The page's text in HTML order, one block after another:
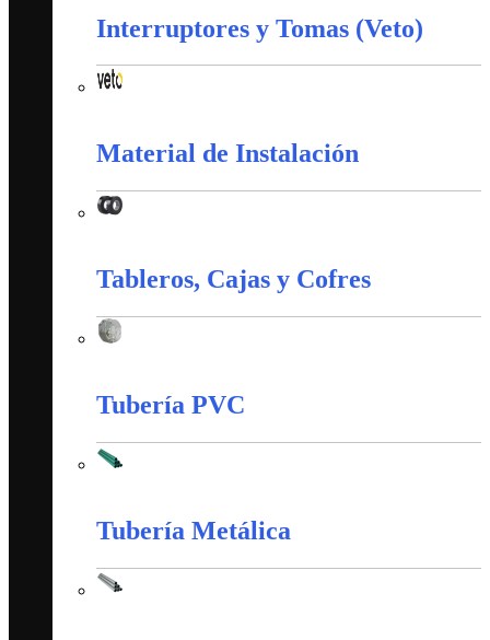
Interruptores y Tomas (Veto)
Material de Instalación
Tableros, Cajas y Cofres
Tubería PVC
Tubería Metálica